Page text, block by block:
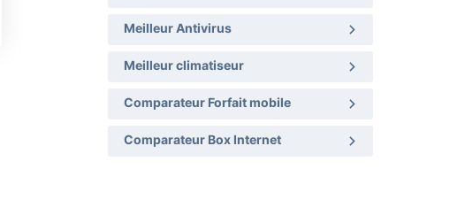
Meilleur Antivirus
Meilleur climatiseur
Comparateur Forfait mobile
Comparateur Box Internet